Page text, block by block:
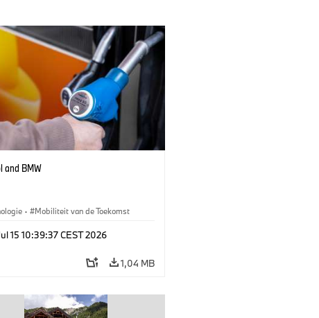
and BMW
· Mobiliteit van de Toekomst
15 10:39:37 CEST 2026
1,04 MB